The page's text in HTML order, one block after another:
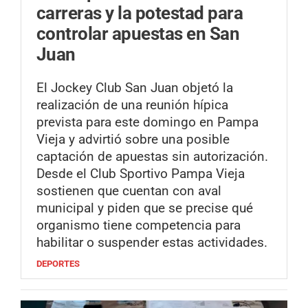
carreras y la potestad para
controlar apuestas en San
Juan
El Jockey Club San Juan objetó la
realización de una reunión hípica
prevista para este domingo en Pampa
Vieja y advirtió sobre una posible
captación de apuestas sin autorización.
Desde el Club Sportivo Pampa Vieja
sostienen que cuentan con aval
municipal y piden que se precise qué
organismo tiene competencia para
habilitar o suspender estas actividades.
DEPORTES